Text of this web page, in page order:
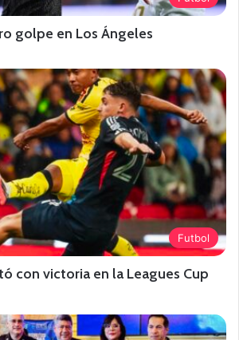
golpe en Los Ángeles
Futbol
con victoria en la Leagues Cup